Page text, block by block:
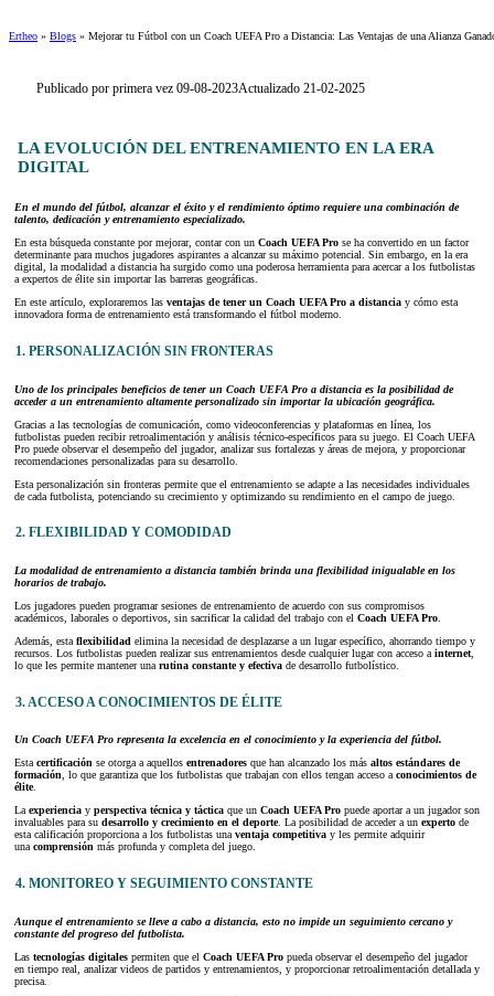
Ertheo » Blogs » Mejorar tu Fútbol con un Coach UEFA Pro a Distancia: Las Ventajas de una Alianza
Publicado por primera vez 09-08-2023Actualizado 21-02-2025
LA EVOLUCIÓN DEL ENTRENAMIENTO EN LA ERA
DIGITAL
En el mundo del fútbol, alcanzar el éxito y el rendimiento óptimo requiere una combinación de
talento, dedicación y entrenamiento especializado.
En esta búsqueda constante por mejorar, contar con un Coach UEFA Pro se ha convertido en un factor
determinante para muchos jugadores aspirantes a alcanzar su máximo potencial. Sin embargo, en la era
digital, la modalidad a distancia ha surgido como una poderosa herramienta para acercar a los futbolistas
a expertos de élite sin importar las barreras geográficas.
En este artículo, exploraremos las ventajas de tener un Coach UEFA Pro a distancia y cómo esta
innovadora forma de entrenamiento está transformando el fútbol moderno.
1. PERSONALIZACIÓN SIN FRONTERAS
Uno de los principales beneficios de tener un Coach UEFA Pro a distancia es la posibilidad de
acceder a un entrenamiento altamente personalizado sin importar la ubicación geográfica.
Gracias a las tecnologías de comunicación, como videoconferencias y plataformas en línea, los
futbolistas pueden recibir retroalimentación y análisis técnico-específicos para su juego. El Coach UEFA
Pro puede observar el desempeño del jugador, analizar sus fortalezas y áreas de mejora, y proporcionar
recomendaciones personalizadas para su desarrollo.
Esta personalización sin fronteras permite que el entrenamiento se adapte a las necesidades individuales
de cada futbolista, potenciando su crecimiento y optimizando su rendimiento en el campo de juego.
2. FLEXIBILIDAD Y COMODIDAD
La modalidad de entrenamiento a distancia también brinda una flexibilidad inigualable en los
horarios de trabajo.
Los jugadores pueden programar sesiones de entrenamiento de acuerdo con sus compromisos
académicos, laborales o deportivos, sin sacrificar la calidad del trabajo con el Coach UEFA Pro
Además, esta flexibilidad elimina la necesidad de desplazarse a un lugar específico, ahorrando tiempo y
recursos. Los futbolistas pueden realizar sus entrenamientos desde cualquier lugar con acceso a internet
lo que les permite mantener una rutina constante y efectiva de desarrollo futbolístico.
3. ACCESO A CONOCIMIENTOS DE ÉLITE
Un Coach UEFA Pro representa la excelencia en el conocimiento y la experiencia del fútbol.
Estacertificación se otorga a aquellos entrenadores que han alcanzado los más altos estándares de
formación, lo que garantiza que los futbolistas que trabajan con ellos tengan acceso aconocimientos de
élite.
Laexperiencia y perspectiva técnica y táctica que un Coach UEFA Pro puede aportar a un jugador son
invaluables para su desarrollo y crecimiento en el deporte. La posibilidad de acceder a un experto de
esta calificación proporciona a los futbolistas unaventaja competitiva y les permite adquirir
unacomprensión más profunda y completa del juego.
4. MONITOREO Y SEGUIMIENTO CONSTANTE
Aunque el entrenamiento se lleve a cabo a distancia, esto no impide un seguimiento cercano y
constante del progreso del futbolista.
Las tecnologías digitales permiten que el Coach UEFA Pro pueda observar el desempeño del jugador
en tiempo real, analizar videos de partidos y entrenamientos, y proporcionar retroalimentación detallada y
precisa.